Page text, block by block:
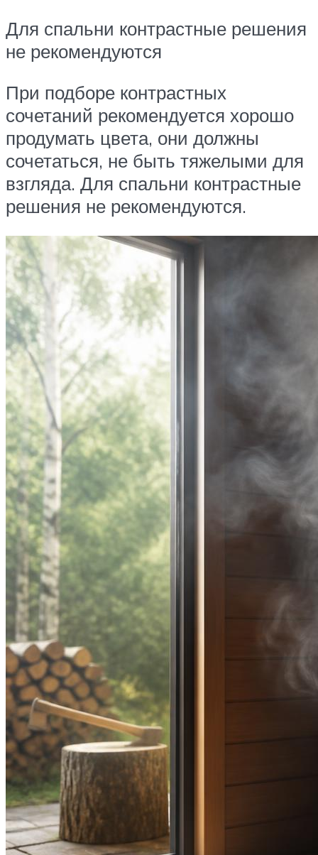
Для спальни контрастные решения
не рекомендуются
При подборе контрастных
сочетаний рекомендуется хорошо
продумать цвета, они должны
сочетаться, не быть тяжелыми для
взгляда. Для спальни контрастные
решения не рекомендуются.